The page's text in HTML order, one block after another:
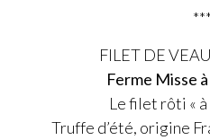
***
FILET DE
Ferme Misse
Le filet rôti « à
Truffe d’été, origine